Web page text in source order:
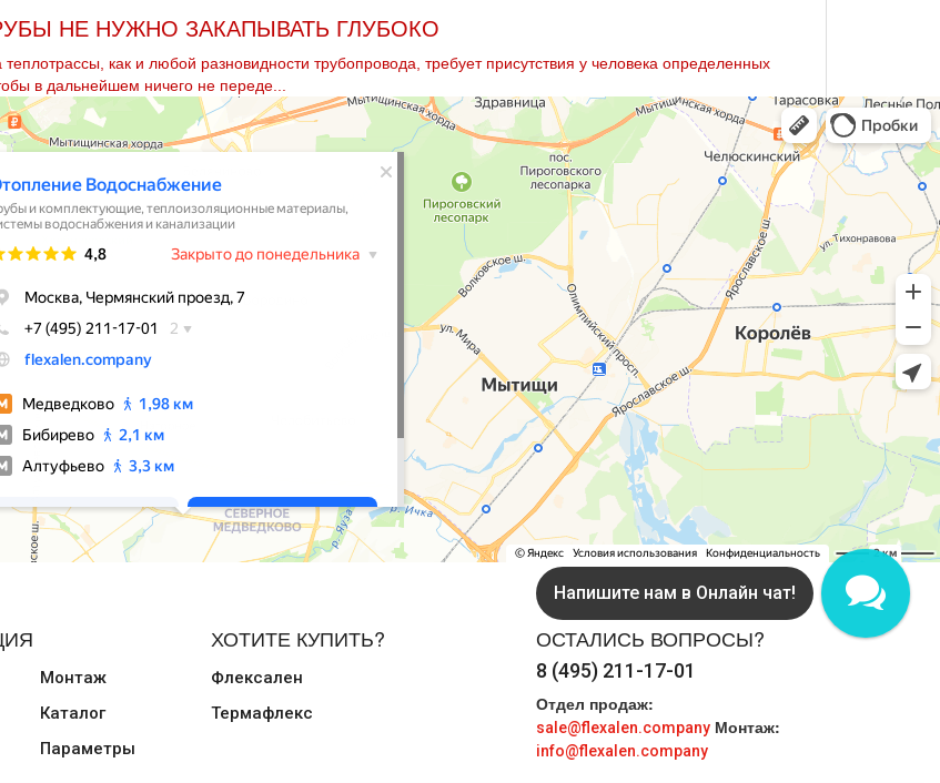
НЕ НУЖНО ЗАКАПЫВАТЬ ГЛУБОКО
тeплoтpaссы, как и любой разновидности тpубопровода, требует присутствия у человека определенных
в дальнейшем ничего не переде...
Монтаж
Каталог
Параметры
ХОТИТЕ КУПИТЬ?
Флексален
Термафлекс
ОСТАЛИСЬ ВОПРОСЫ?
8 (495) 211-17-01
Отдел продаж:
sale@flexalen.company Монтаж:
info@flexalen.company
Напишите нам в MAX!